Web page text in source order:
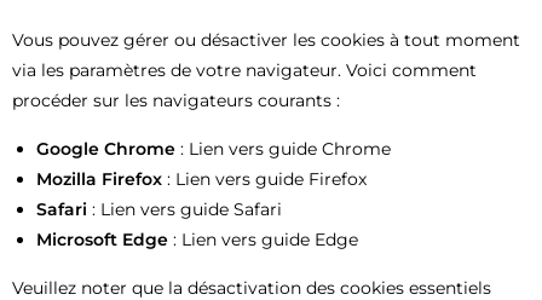
Vous pouvez gérer ou désactiver les cookies à tout moment
via les paramètres de votre navigateur. Voici comment
procéder sur les navigateurs courants :
Google Chrome : Lien vers guide Chrome
Mozilla Firefox : Lien vers guide Firefox
Safari : Lien vers guide Safari
Microsoft Edge : Lien vers guide Edge
Veuillez noter que la désactivation des cookies essentiels